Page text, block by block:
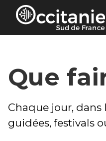
Panneau de gestion des
Que
Chaque jour,
guidées, festivals